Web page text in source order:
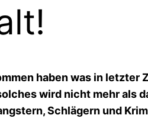
haben was in
wird nicht mehr als
Schlägern und